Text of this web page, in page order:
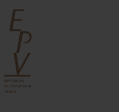
78 place Jean Jaurès -
26100 Romans sur Isère
Tél. 04 75 02 26 80